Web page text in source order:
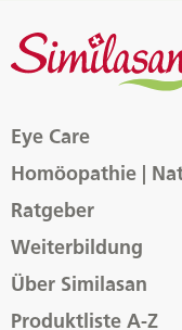
Eye Care
Homöopathie |
Ratgeber
Weiterbildung
Über Similasan
Produktliste A-Z